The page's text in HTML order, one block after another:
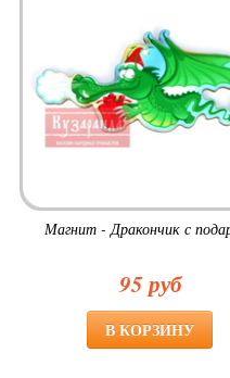
Магнит - Дракончик с
95 руб